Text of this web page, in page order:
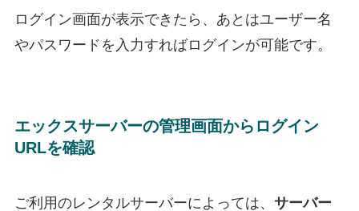
ログイン画面が表示できたら、あとはユーザー名
やパスワードを入力すればログインが可能です。
エックスサーバーの管理画面からログイン
URLを確認
ご利用のレンタルサーバーによっては、 サーバー